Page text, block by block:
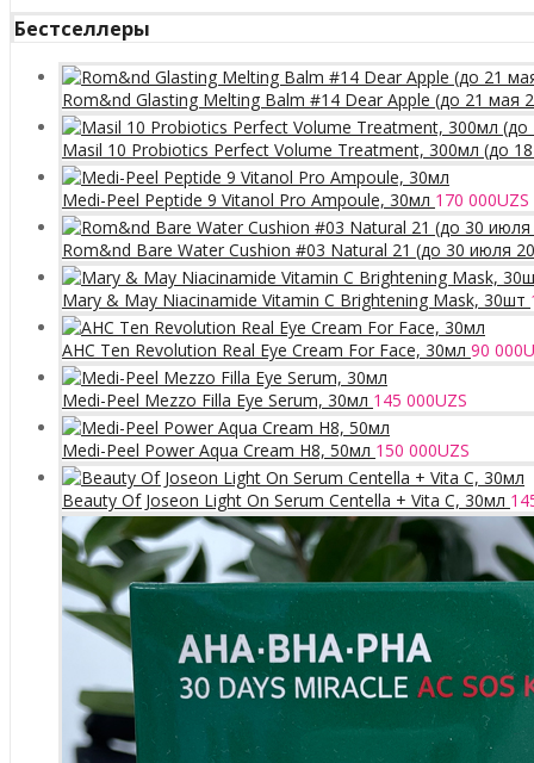
Бестселлеры
Rom&nd Glasting Melting Balm #14 Dear Apple (до 21 мая
Masil 10 Probiotics Perfect Volume Treatment, 300мл (до
Medi-Peel Peptide 9 Vitanol Pro Ampoule, 30мл 170 000UZS
Rom&nd Bare Water Cushion #03 Natural 21 (до 30 июля
Mary & May Niacinamide Vitamin C Brightening Mask, 30шт
AHC Ten Revolution Real Eye Cream For Face, 30мл 90 000
Medi-Peel Mezzo Filla Eye Serum, 30мл 145 000UZS
Medi-Peel Power Aqua Cream H8, 50мл 150 000UZS
Beauty Of Joseon Light On Serum Centella + Vita C, 30мл